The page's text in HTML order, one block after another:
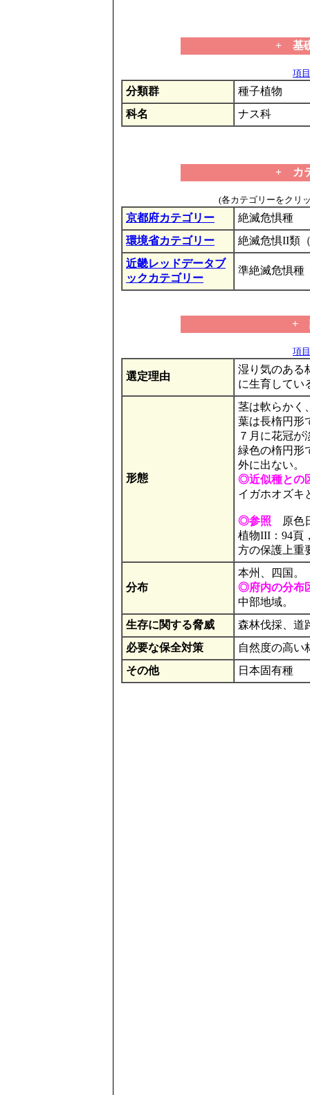
+ 基
項
分類群
種子植物
科名
ナス科
+ カ
(各カテゴリーをクリ
京都府カテゴリー
絶滅危惧種
環境省カテゴリー
絶滅危惧II類
近畿レッドデータブ
ックカテゴリー
準絶滅危惧種
+
項
選定理由
湿り気のある
に生育してい
形態
茎は軟らかく
葉は長楕円形
７月に花冠が
緑色の楕円形
外に出ない。
◎近似種との
イガホオズキ
◎参照 原色
植物III：94頁
方の保護上重
分布
本州、四国。
◎府内の分布
中部地域。
生存に関する脅威
森林伐採、道
必要な保全対策
自然度の高い
その他
日本固有種